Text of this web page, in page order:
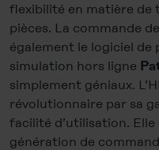
flexibilité en matière de
pièces. La commande
également le logiciel
simulation hors ligne
simplement géniaux.
révolutionnaire par sa
facilité d’utilisation.
génération de